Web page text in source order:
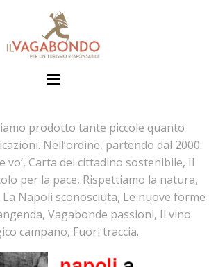
prodotto tante piccole quanto
Nell’ordine, partendo dal 2000:
vo’, Carta del cittadino sostenibile, Il
per la pace, Rispettiamo la natura,
Napoli sconosciuta, Le nuove forme
Vagabonde passioni, Il vino
campano, Fuori traccia.